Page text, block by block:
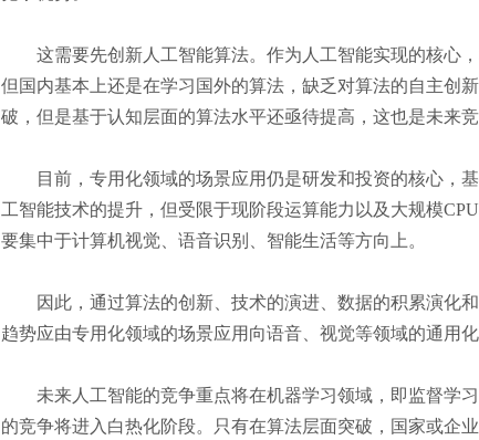
这需要先创新人工智能算法。作为人工智能实现的核心，
但国内基本上还是在学习国外的算法，缺乏对算法的自主创
破，但是基于认知层面的算法水平还亟待提高，这也是未来竞
目前，专用化领域的场景应用仍是研发和投资的核心，基
工智能技术的提升，但受限于现阶段运算能力以及大规模
要集中于计算机视觉、语音识别、智能生活等方向上。
因此，通过算法的创新、技术的演进、数据的积累演化和
趋势应由专用化领域的场景应用向语音、视觉等领域的通用化
未来人工智能的竞争重点将在机器学习领域，即监督学
的竞争将进入白热化阶段。只有在算法层面突破，国家或企